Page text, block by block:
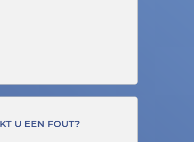
U EEN FOUT?